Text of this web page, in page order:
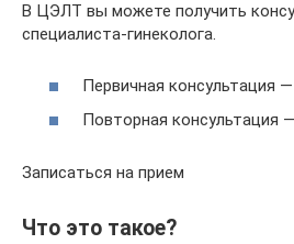
В ЦЭЛТ вы можете получить
специалиста-гинеколога.
Первичная консультация
Повторная консультация
Записаться на прием
Что это такое?